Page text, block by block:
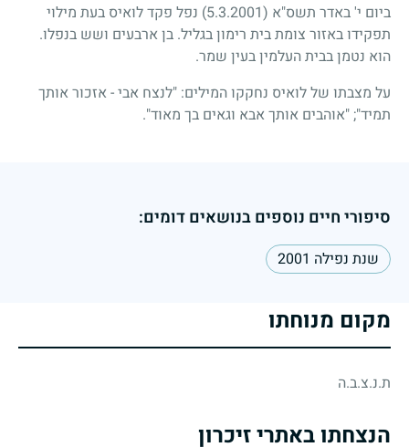
ביום י' באדר תשס"א (5.3.2001)
נפל פקד לואיס בעת מילוי
תפקידו באזור צומת בית רימון בגליל. בן ארבעים ושש בנפלו.
הוא נטמן בבית העלמין בעין שמר.
על מצבתו של לואיס נחקקו המילים: "לנצח אבי - אזכור אותך
תמיד"; "אוהבים אותך אבא וגאים בך מאוד".
סיפורי חיים נוספים בנושאים דומים:
שנת נפילה 2001
מקום מנוחתו
ת.נ.צ.ב.ה
הנצחתו באתרי זיכרון